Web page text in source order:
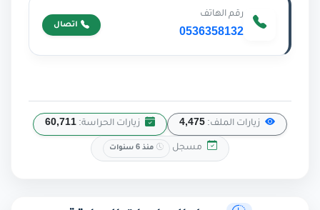
رقم الهاتف
0536358132
اتصال
زيارات الملف: 4,475 زيارات الحراسة: 60,711
مسجل منذ 6 سنوات